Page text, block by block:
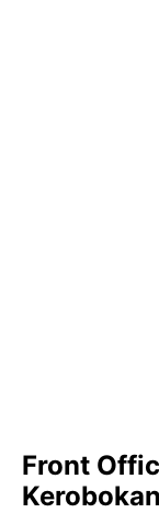
Front
Kerobokan